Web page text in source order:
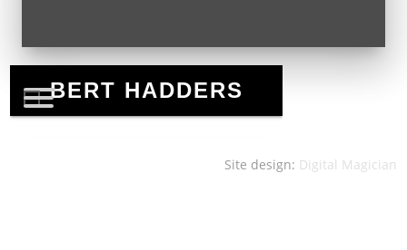
Site design: Digital Magician